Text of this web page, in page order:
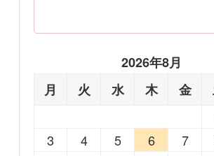
2026年8月
月
火 水 木 金
3
4 5 6 7